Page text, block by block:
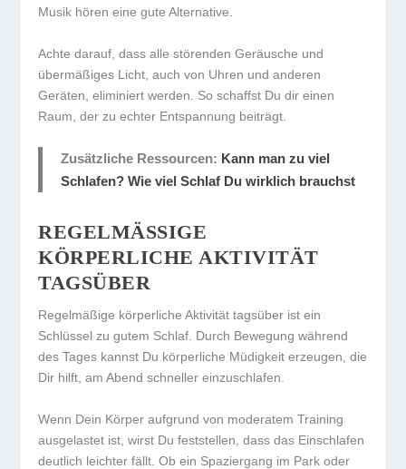
Musik hören eine gute Alternative.
Achte darauf, dass alle störenden Geräusche und
übermäßiges Licht, auch von Uhren und anderen
Geräten, eliminiert werden. So schaffst Du dir einen
Raum, der zu echter Entspannung beiträgt.
Zusätzliche Ressourcen: Kann man zu viel
Schlafen? Wie viel Schlaf Du wirklich brauchst
REGELMÄSSIGE K
ÖRPERLICHE AKTIVITÄT T
AGSÜBER
Regelmäßige körperliche Aktivität tagsüber ist ein
Schlüssel zu gutem Schlaf. Durch Bewegung während
des Tages kannst Du körperliche Müdigkeit erzeugen , die
Dir hilft, am Abend schneller einzuschlafen.
Wenn Dein Körper aufgrund von moderatem Training
ausgelastet ist, wirst Du feststellen, dass das Einschlafen
deutlich leichter fällt. Ob ein Spaziergang im Park oder